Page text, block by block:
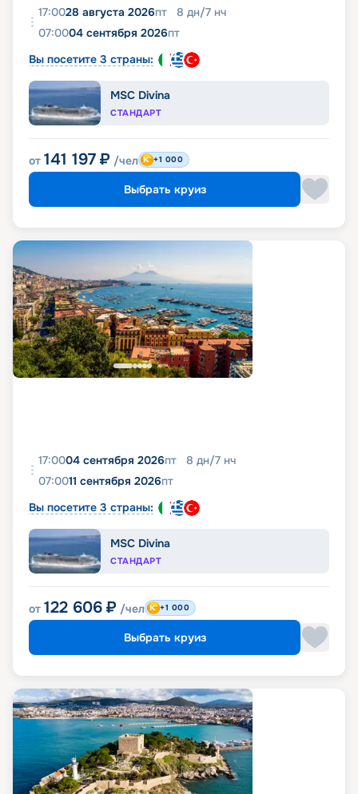
17:0028 августа 2026пт 8 дн/7 нч
07:0004 сентября 2026пт
Вы посетите 3 страны:
MSC Divina
СТАНДАРТ
от 141 197 ₽ /чел +1 000
Выбрать круиз
17:0004 сентября 2026пт 8 дн/7 нч
07:0011 сентября 2026пт
Вы посетите 3 страны:
MSC Divina
СТАНДАРТ
от 122 606 ₽ /чел +1 000
Выбрать круиз